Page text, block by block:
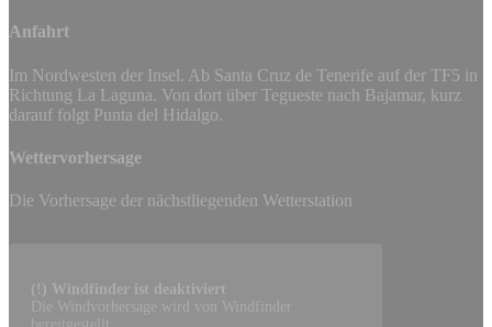
Anfahrt
Im Nordwesten der Insel. Ab Santa Cruz de Tenerife auf der TF5 in
Richtung La Laguna. Von dort über Tegueste nach Bajamar, kurz
darauf folgt Punta del Hidalgo.
Wettervorhersage
Die Vorhersage der nächstliegenden Wetterstation
(!) Windfinder ist deaktiviert
Die Windvorhersage wird von Windfinder